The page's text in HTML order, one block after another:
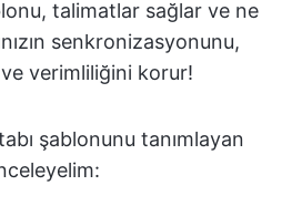
talimatlar sağlar ve ne
senkronizasyonunu,
verimliliğini korur!
şablonunu tanımlayan